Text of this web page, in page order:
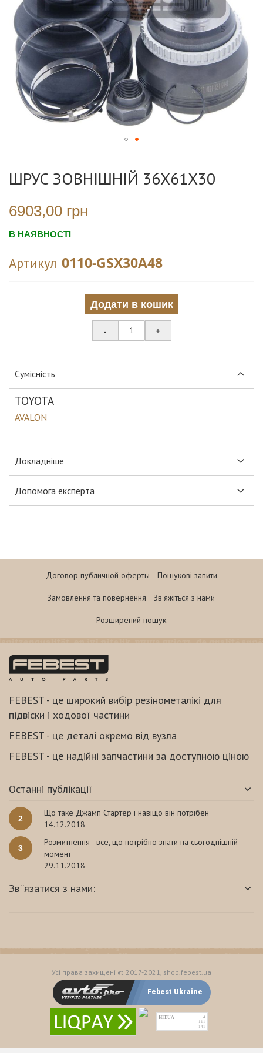
початку
зображень
ШРУС ЗОВНІШНІЙ 36X61X30
6903,00 грн
В НАЯВНОСТІ
Артикул 0110-GSX30A48
Додати в кошик
- +
Сумісність
TOYOTA
AVALON
Докладніше
Допомога експерта
Договор публичной оферты Пошукові запити
Замовлення та повернення Зв'яжіться з нами
Розширений пошук
FEBEST - це широкий вибір резінометалікі для
підвіски і ходової частини
FEBEST - це деталі окремо від вузла
FEBEST - це надійні запчастини за доступною ціною
Останні публікації
2
Що таке Джамп Стартер і навіщо він потрібен
14.12.2018
3
Розмитнення - все, що потрібно знати на сьогоднішній
момент
29.11.2018
Зв''язатися з нами:
Усі права захищені © 2017-2021, shop.febest.ua
Febest Ukraine
HIT.UA
4
111
141